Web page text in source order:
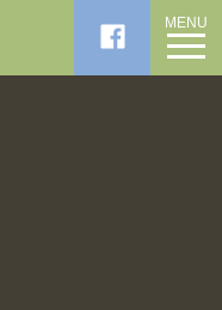
MENU